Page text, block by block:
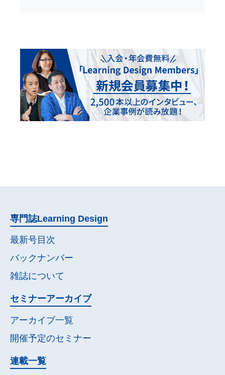
専門誌Learning Design
最新号目次
バックナンバー
雑誌について
セミナーアーカイブ
アーカイブ一覧
開催予定のセミナー
連載一覧